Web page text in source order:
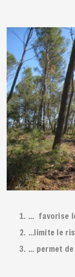
… favorise
…limite le
… permet